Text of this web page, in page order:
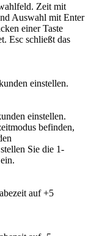
Zeit mit
Auswahl mit Enter
einer Taste
Esc schließt das
einstellen.
einstellen.
befinden,
Sie die 1-
auf +5